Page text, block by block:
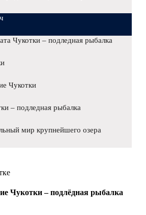
Чукотки – подледная рыбалка
Чукотки
– подледная рыбалка
мир крупнейшего озера
Чукотки – подлёдная рыбалка